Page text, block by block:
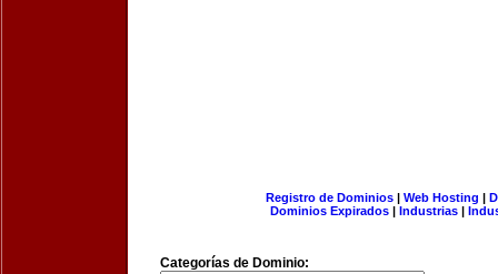
Registro de Dominios| Web Hosting |
Dominios Expirados | Industrias |
Categorías de Dominio: